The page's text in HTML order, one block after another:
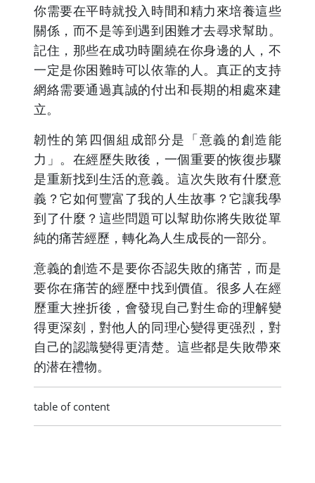
你需要在平時就投入時間和精力來培養這些
關係，而不是等到遇到困難才去尋求幫助。
記住，那些在成功時圍繞在你身邊的人，不
一定是你困難時可以依靠的人。真正的支持
網絡需要通過真誠的付出和長期的相處來建
立。
韌性的第四個組成部分是「意義的創造能
力」。在經歷失敗後，一個重要的恢復步驟
是重新找到生活的意義。這次失敗有什麼意
義？它如何豐富了我的人生故事？它讓我學
到了什麼？這些問題可以幫助你將失敗從單
純的痛苦經歷，轉化為人生成長的一部分。
意義的創造不是要你否認失敗的痛苦，而是
要你在痛苦的經歷中找到價值。很多人在經
歷重大挫折後，會發現自己對生命的理解變
得更深刻，對他人的同理心變得更强烈，對
自己的認識變得更清楚。這些都是失敗帶來
的潜在禮物。
table of content